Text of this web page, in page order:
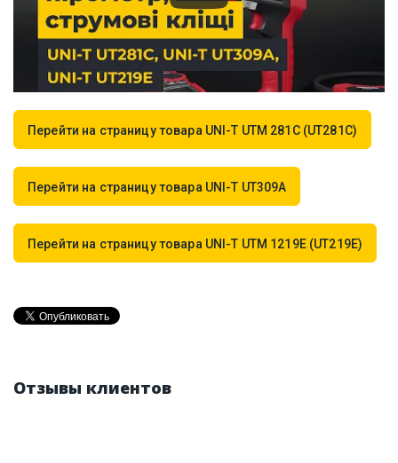
Перейти на страницу товара UNI-T UTM 281C (UT281C)
Перейти на страницу товара UNI-T UT309A
Перейти на страницу товара UNI-T UTM 1219E (UT219E)
Отзывы клиентов